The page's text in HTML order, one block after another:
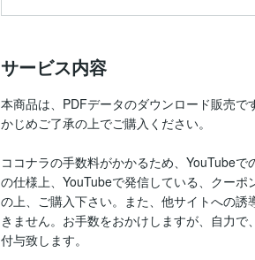
サービス内容
本商品は、PDFデータのダウンロード販売
かじめご了承の上でご購入ください。
ココナラの手数料がかかるため、YouTube
の仕様上、YouTubeで発信している、クー
の上、ご購入下さい。また、他サイトへの
きません。お手数をおかけしますが、自力
付与致します。